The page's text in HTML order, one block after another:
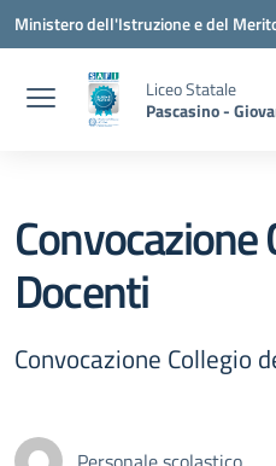
Vai ai contenuti
Vai al menu di navigazione
Vai al footer
Ministero dell'Istruzione e del
Liceo Statale
Pascasino -
Convocazione
Docenti
Convocazione Collegio